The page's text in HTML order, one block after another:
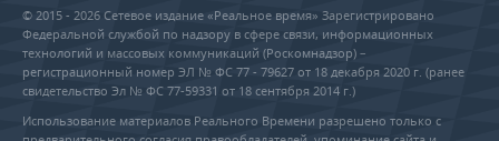
© 2015 - 2026 Сетевое издание «Реальное время» Зарегистрировано
Федеральной службой по надзору в сфере связи, информационных
технологий и массовых коммуникаций (Роскомнадзор) –
регистрационный номер ЭЛ № ФС 77 - 79627 от 18 декабря 2020 г. (ранее
свидетельство Эл № ФС 77-59331 от 18 сентября 2014 г.)
Использование материалов Реального Времени разрешено только с